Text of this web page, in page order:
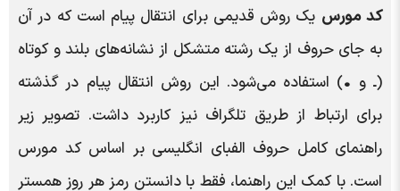
کد مورس یک روش قدیمی برای انتقال پیام است که در آن
به جای حروف از یک رشته متشکل از نشانه‌های بلند و کوتاه
(ـ و •) استفاده می‌شود. این روش انتقال پیام در گذشته
برای ارتباط از طریق تلگراف نیز کاربرد داشت. تصویر زیر
راهنمای کامل حروف الفبای انگلیسی بر اساس کد مورس
است. با کمک این راهنما، فقط با دانستن رمز هر روز همستر